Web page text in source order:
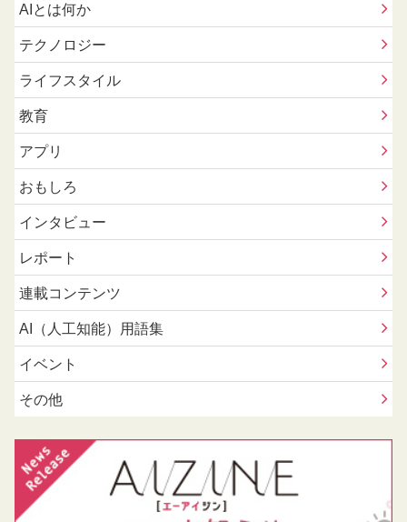
AIとは何か
テクノロジー
ライフスタイル
教育
アプリ
おもしろ
インタビュー
レポート
連載コンテンツ
AI（人工知能）用語集
イベント
その他